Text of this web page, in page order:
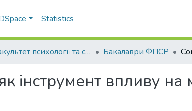
Statistics
Факультет психології та соціальної роботи Бакалаври ФПСР
інструмент впливу